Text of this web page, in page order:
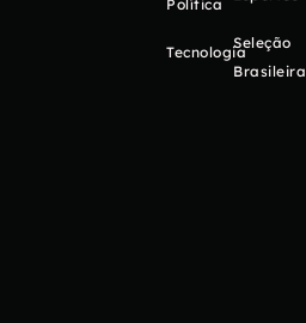
Política
Tecnologia
Seleção
Brasileira